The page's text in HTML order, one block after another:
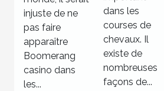
injuste de ne
pas faire
apparaître
Boomerang
casino dans
les...
dans les
courses de
chevaux. Il
existe de
nombreuses
façons de...